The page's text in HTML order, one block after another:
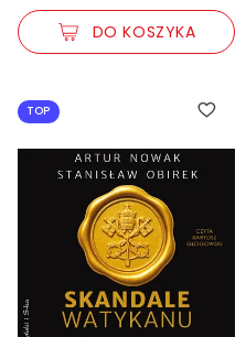
DO KOSZYKA
TOP